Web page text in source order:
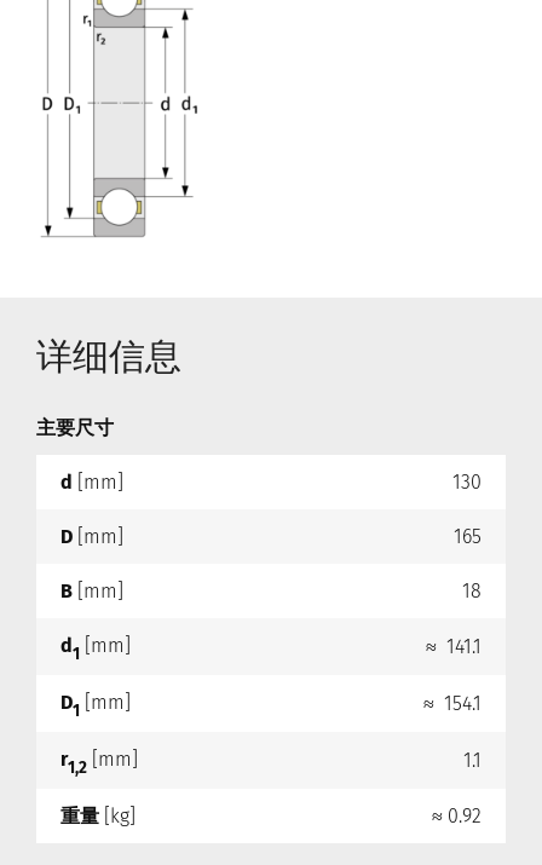
详细信息
主要尺寸
d [mm] 130
D [mm] 165
B [mm] 18
d1 [mm] ≈ 141.1
D1 [mm] ≈ 154.1
r1,2 [mm] 1.1
重量 [kg] ≈ 0.92